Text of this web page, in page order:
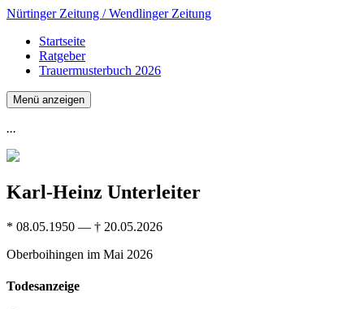
Nürtinger Zeitung / Wendlinger Zeitung
Startseite
Ratgeber
Trauermusterbuch 2026
Menü anzeigen
...
Karl-Heinz Unterleiter
* 08.05.1950 — † 20.05.2026
Oberboihingen im Mai 2026
Todesanzeige